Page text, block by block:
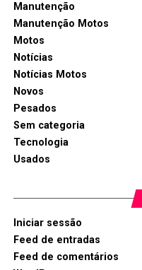
Manutenção
Manutenção Motos
Motos
Notícias
Notícias Motos
Novos
Pesados
Sem categoria
Tecnologia
Usados
Iniciar sessão
Feed de entradas
Feed de comentários